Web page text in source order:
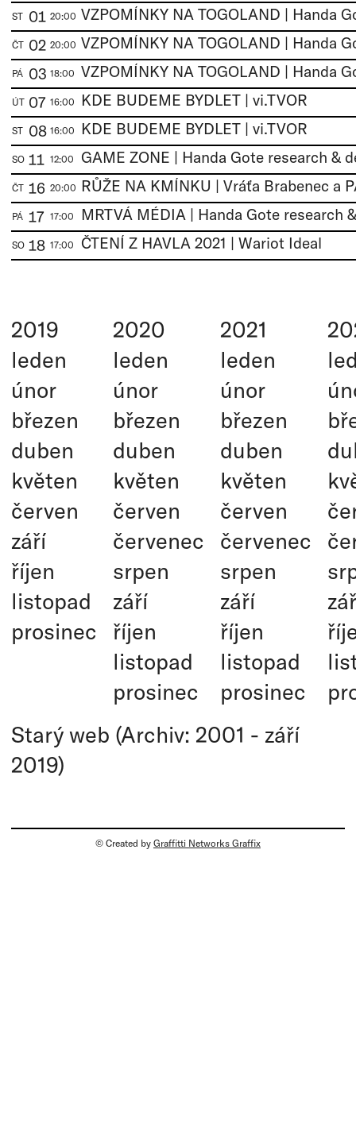
ST 01 20:00
ČT 02 20:00
PÁ 03 18:00
ÚT 07 16:00 KDE BUDEME BYDLET | vi.TVOR
ST 08 16:00 KDE BUDEME BYDLET | vi.TVOR
SO 11 12:00
ČT 16 20:00
PÁ 17 17:00
SO 18 17:00 ČTENÍ Z HAVLA 2021 | Wariot Ideal
2019
leden
únor
březen
duben
květen
červen
září
říjen
listopad
prosinec
2020
leden
únor
březen
duben
květen
červen
červenec
srpen
září
říjen
listopad
prosinec
2021
leden
únor
březen
duben
květen
červen
červenec
srpen
září
říjen
listopad
prosinec
Starý web (Archiv: 2001 - září
2019)
© Created by Graffitti Networks Graffix